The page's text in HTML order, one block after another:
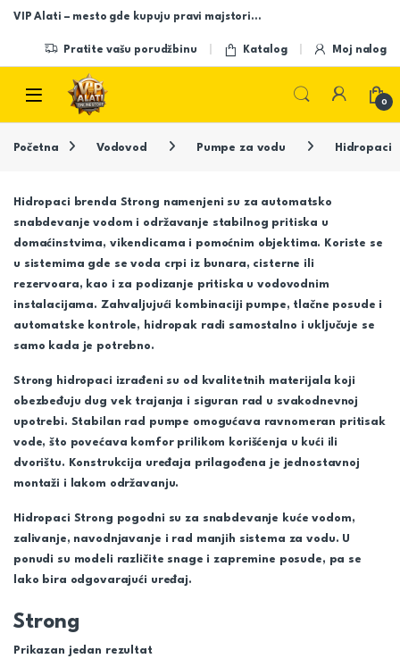
Skip to navigation
Skip to content
VIP Alati – mesto gde kupuju pravi majstori…
Pratite vašu porudžbinu Katalog Moj nalog
Open
0
Početna Vodovod Pumpe za vodu Hidropaci
Hidropaci brenda Strong namenjeni su za automatsko
snabdevanje vodom i održavanje stabilnog pritiska u
domaćinstvima, vikendicama i pomoćnim objektima. Koriste se
u sistemima gde se voda crpi iz bunara, cisterne ili
rezervoara, kao i za podizanje pritiska u vodovodnim
instalacijama. Zahvaljujući kombinaciji pumpe, tlačne posude i
automatske kontrole, hidropak radi samostalno i uključuje se
samo kada je potrebno.
Strong hidropaci izrađeni su od kvalitetnih materijala koji
obezbeđuju dug vek trajanja i siguran rad u svakodnevnoj
upotrebi. Stabilan rad pumpe omogućava ravnomeran pritisak
vode, što povećava komfor prilikom korišćenja u kući ili
dvorištu. Konstrukcija uređaja prilagođena je jednostavnoj
montaži i lakom održavanju.
Hidropaci Strong pogodni su za snabdevanje kuće vodom,
zalivanje, navodnjavanje i rad manjih sistema za vodu. U
ponudi su modeli različite snage i zapremine posude, pa se
lako bira odgovarajući uređaj.
Strong
Prikazan jedan rezultat